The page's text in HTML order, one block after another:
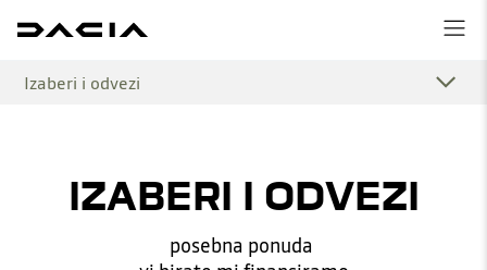
Izaberi i odvezi
IZABERI I ODVEZI
posebna ponuda